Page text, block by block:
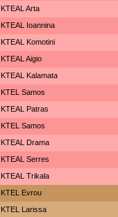
KTEAL Arta
KTEAL Ioannina
KTEAL Komotini
KTEAL Aigio
KTEAL Kalamata
KTEL Samos
KTEAL Patras
KTEL Samos
KTEAL Drama
KTEAL Serres
KTEAL Trikala
KTEL Evrou
KTEL Larissa